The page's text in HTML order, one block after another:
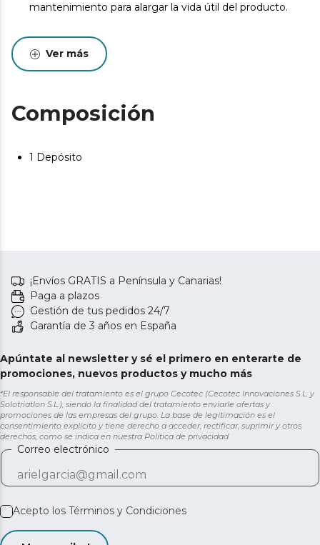
mantenimiento para alargar la vida útil del producto.
Ver más
Composición
1 Depósito
¡Envíos GRATIS a Península y Canarias!
Paga a plazos
Gestión de tus pedidos 24/7
Garantía de 3 años en España
Apúntate al newsletter y sé el primero en enterarte de
promociones, nuevos productos y mucho más
*El responsable del tratamiento es el grupo Cecotec (Cecotec Innovaciones S.L. y
Solotriatlon S.L.), siendo la finalidad del tratamiento enviarle ofertas y
promociones de las empresas del grupo. La base de legitimación es el
consentimiento explícito y tiene derecho a acceder, rectificar, suprimir y otros
derechos, como se indica en nuestra Política de privacidad
Correo electrónico
Acepto los Términos y Condiciones